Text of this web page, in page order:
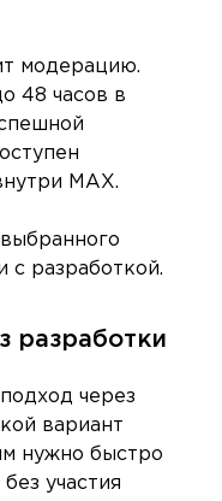
модерацию.
48 часов в
MAX.
с разработкой.
разработки
через
вариант
нужно быстро
участия